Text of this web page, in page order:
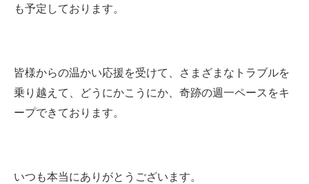
も予定しております。
皆様からの温かい応援を受けて、さまざまなトラブルを
乗り越えて、どうにかこうにか、奇跡の週一ペースをキ
ープできております。
いつも本当にありがとうございます。